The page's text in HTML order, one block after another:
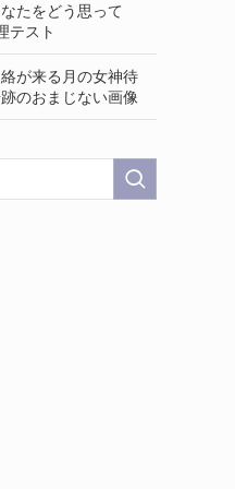
たをどう思って
テスト
が来る月の女神待
のおまじない画像